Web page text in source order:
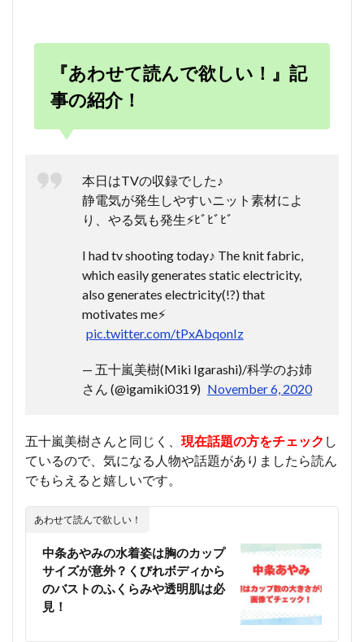
『あわせて読んで欲しい！』記
事の紹介！
本日はTVの収録でした♪
静電気が発生しやすいニット素材によ
り、やる気も発生⚡️ﾋﾞﾋﾞﾋﾞ
I had tv shooting today♪ The knit fabric,
which easily generates static electricity,
also generates electricity(!?) that
motivates me⚡️
pic.twitter.com/tPxAbqonIz
— 五十嵐美樹(Miki Igarashi)/科学のお姉
さん (@igamiki0319) November 6, 2020
五十嵐美樹さんと同じく、 現在話題の方をチェック し
ているので、気になる人物や話題がありましたら読ん
でもらえると嬉しいです。
あわせて読んで欲しい！
中条あやみの水着姿は胸のカップ
サイズが意外？くびれボディから
のバストのふくらみや透明肌は必
見！